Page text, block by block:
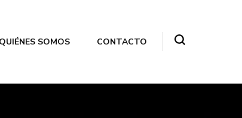
QUIÉNES SOMOS CONTACTO